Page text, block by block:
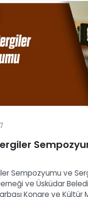
Sempozyumu ve
ve Üsküdar
Kongre ve Kültür